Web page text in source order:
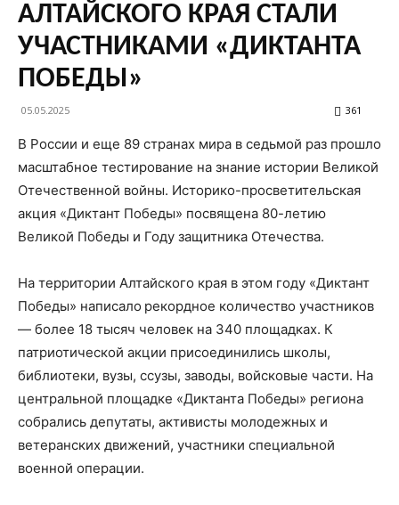
АЛТАЙСКОГО КРАЯ СТАЛИ
УЧАСТНИКАМИ «ДИКТАНТА
ПОБЕДЫ»
05.05.2025 361
В России и еще 89 странах мира в седьмой раз прошло
масштабное тестирование на знание истории Великой
Отечественной войны. Историко-просветительская
акция «Диктант Победы» посвящена 80-летию
Великой Победы и Году защитника Отечества.
На территории Алтайского края в этом году «Диктант
Победы» написало рекордное количество участников
— более 18 тысяч человек на 340 площадках. К
патриотической акции присоединились школы,
библиотеки, вузы, ссузы, заводы, войсковые части. На
центральной площадке «Диктанта Победы» региона
собрались депутаты, активисты молодежных и
ветеранских движений, участники специальной
военной операции.